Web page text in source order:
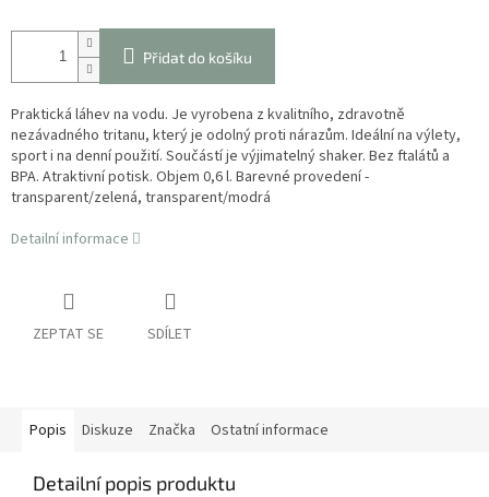
Přidat do košíku
Praktická láhev na vodu. Je vyrobena z kvalitního, zdravotně
nezávadného tritanu, který je odolný proti nárazům. Ideální na výlety,
sport i na denní použití. Součástí je výjimatelný shaker. Bez ftalátů a
BPA. Atraktivní potisk. Objem 0,6 l. Barevné provedení -
transparent/zelená, transparent/modrá
Detailní informace
ZEPTAT SE SDÍLET
Popis Diskuze Značka Ostatní informace
Detailní popis produktu